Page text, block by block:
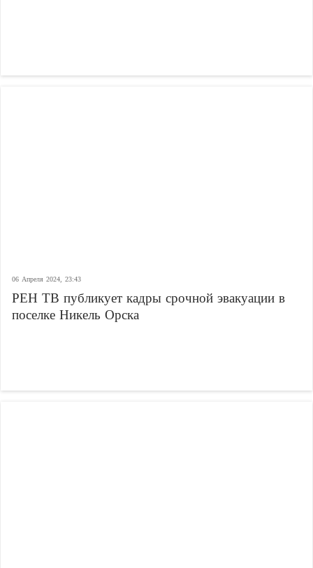
06 Апреля 2024, 23:43
РЕН ТВ публикует кадры срочной эвакуации в
поселке Никель Орска